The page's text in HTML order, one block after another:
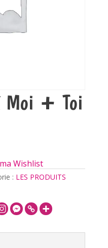
Moi + Toi
Wishlist
: LES PRODUITS